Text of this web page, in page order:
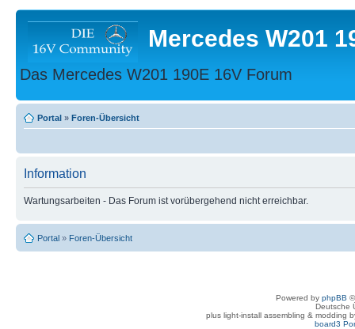
Mercedes W201
Das Mercedes W201 190E 16V Forum
Portal » Foren-Übersicht
Information
Wartungsarbeiten - Das Forum ist vorübergehend nicht erreichbar.
Portal » Foren-Übersicht
Powered by phpBB
Deutsche
plus light-install assembling & modding
board3